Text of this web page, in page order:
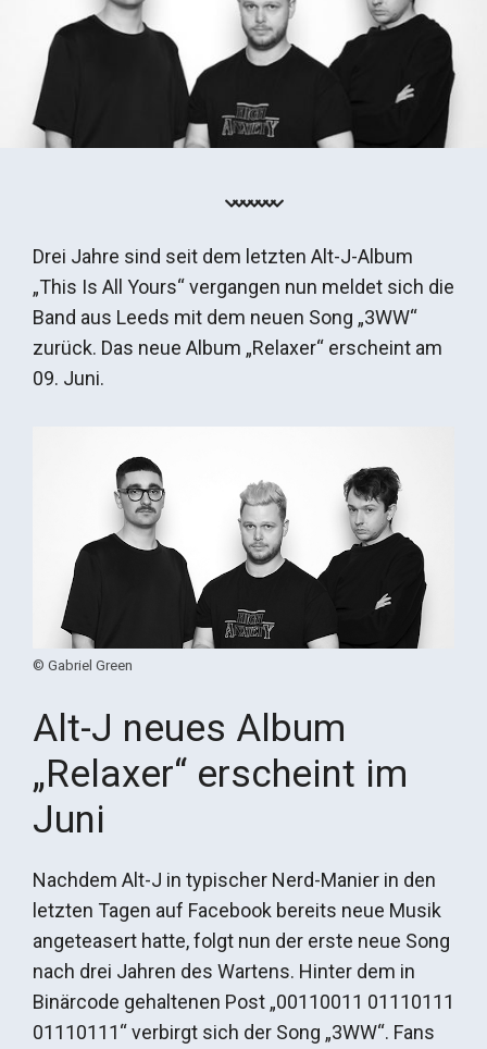
Drei Jahre sind seit dem letzten Alt-J-Album
„This Is All Yours“ vergangen nun meldet sich die
Band aus Leeds mit dem neuen Song „3WW“
zurück. Das neue Album „Relaxer“ erscheint am
09. Juni.
© Gabriel Green
Alt-J neues Album
„Relaxer“ erscheint im
Juni
Nachdem Alt-J in typischer Nerd-Manier in den
letzten Tagen auf Facebook bereits neue Musik
angeteasert hatte, folgt nun der erste neue Song
nach drei Jahren des Wartens. Hinter dem in
Binärcode gehaltenen Post „00110011 01110111
01110111“ verbirgt sich der Song „3WW“. Fans